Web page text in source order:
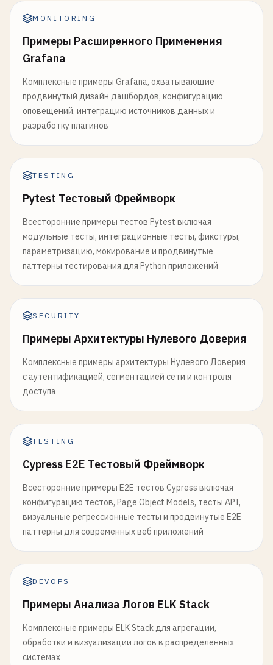
MONITORING
Примеры Расширенного Применения
Grafana
Комплексные примеры Grafana, охватывающие
продвинутый дизайн дашбордов, конфигурацию
оповещений, интеграцию источников данных и
разработку плагинов
TESTING
Pytest Тестовый Фреймворк
Всесторонние примеры тестов Pytest включая
модульные тесты, интеграционные тесты, фикстуры,
параметризацию, мокирование и продвинутые
паттерны тестирования для Python приложений
SECURITY
Примеры Архитектуры Нулевого Доверия
Комплексные примеры архитектуры Нулевого Доверия
с аутентификацией, сегментацией сети и контроля
доступа
TESTING
Cypress E2E Тестовый Фреймворк
Всесторонние примеры E2E тестов Cypress включая
конфигурацию тестов, Page Object Models, тесты API,
визуальные регрессионные тесты и продвинутые E2E
паттерны для современных веб приложений
DEVOPS
Примеры Анализа Логов ELK Stack
Комплексные примеры ELK Stack для агрегации,
обработки и визуализации логов в распределенных
системах